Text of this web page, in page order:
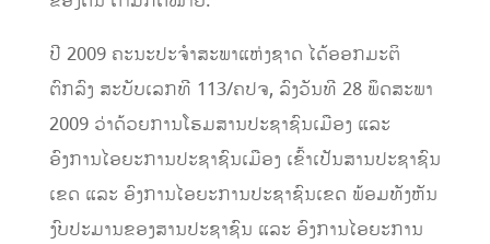
ປີ 2009 ຄະນະປະຈໍາສະພາແຫ່ງຊາດ ໄດ້ອອກມະຕິ
ຕົກລົງ ສະບັບເລກທີ 113/ຄປຈ, ລົງວັນທີ 28 ພຶດສະພາ
2009 ວ່າດ້ວຍການໂຮມສານປະຊາຊົນເມືອງ ແລະ
ອົງການໄອຍະການປະຊາຊົນເມືອງ ເຂົ້າເປັນສານປະຊາຊົນ
ເຂດ ແລະ ອົງການໄອຍະການປະຊາຊົນເຂດ ພ້ອມທັງຫັນ
ງົບປະມານຂອງສານປະຊາຊົນ ແລະ ອົງການໄອຍະການ